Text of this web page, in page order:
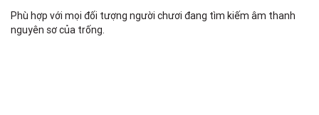
Phù hợp với mọi đối tượng người chươi đang tìm kiếm âm thanh
nguyên sơ của trống.